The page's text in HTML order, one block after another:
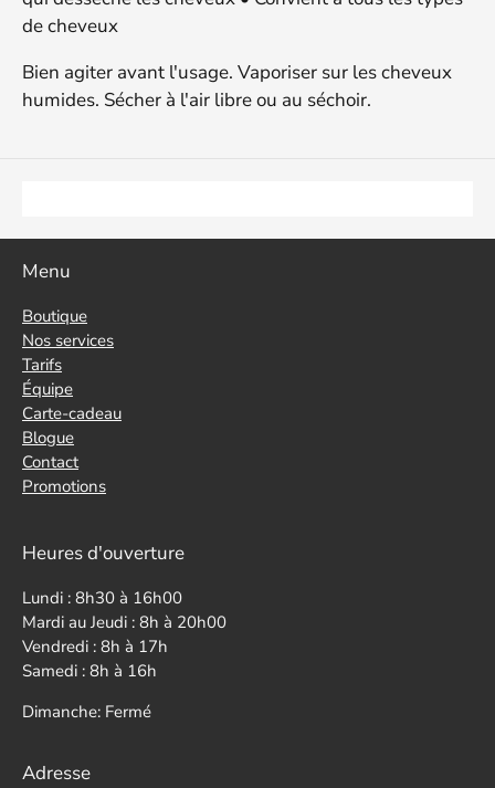
de cheveux
Bien agiter avant l'usage. Vaporiser sur les cheveux
humides. Sécher à l'air libre ou au séchoir.
Menu
Boutique
Nos services
Tarifs
Équipe
Carte-cadeau
Blogue
Contact
Promotions
Heures d'ouverture
Lundi : 8h30 à 16h00
Mardi au Jeudi : 8h à 20h00
Vendredi : 8h à 17h
Samedi : 8h à 16h
Dimanche: Fermé
Adresse